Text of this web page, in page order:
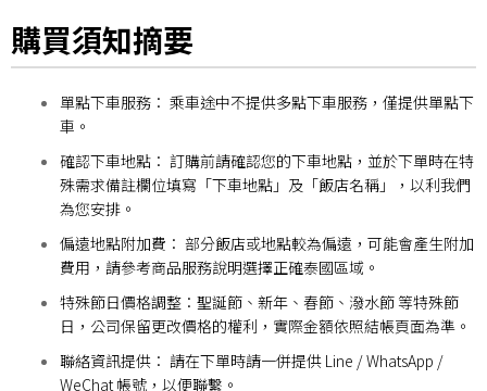
購買須知摘要
單點下車服務： 乘車途中不提供多點下車服務，僅提供單點下
車。
確認下車地點： 訂購前請確認您的下車地點，並於下單時在特
殊需求備註欄位填寫「下車地點」及「飯店名稱」，以利我們
為您安排。
偏遠地點附加費： 部分飯店或地點較為偏遠，可能會產生附加
費用，請參考商品服務說明選擇正確泰國區域。
特殊節日價格調整：聖誕節、新年、春節、潑水節 等特殊節
日，公司保留更改價格的權利，實際金額依照結帳頁面為準。
聯絡資訊提供： 請在下單時請一併提供 Line / WhatsApp /
WeChat 帳號，以便聯繫。